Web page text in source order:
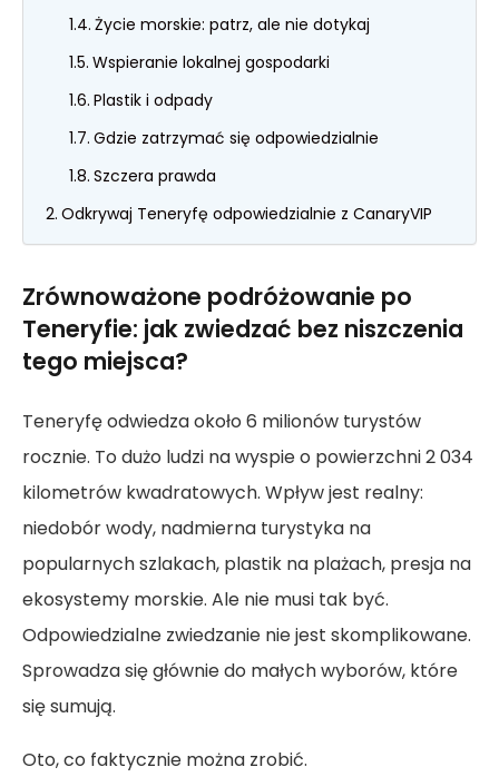
Życie morskie: patrz, ale nie dotykaj
Wspieranie lokalnej gospodarki
Plastik i odpady
Gdzie zatrzymać się odpowiedzialnie
Szczera prawda
Odkrywaj Teneryfę odpowiedzialnie z CanaryVIP
Zrównoważone podróżowanie po
Teneryfie: jak zwiedzać bez niszczenia
tego miejsca?
Teneryfę odwiedza około 6 milionów turystów
rocznie. To dużo ludzi na wyspie o powierzchni 2 034
kilometrów kwadratowych. Wpływ jest realny:
niedobór wody, nadmierna turystyka na
popularnych szlakach, plastik na plażach, presja na
ekosystemy morskie. Ale nie musi tak być.
Odpowiedzialne zwiedzanie nie jest skomplikowane.
Sprowadza się głównie do małych wyborów, które
się sumują.
Oto, co faktycznie można zrobić.